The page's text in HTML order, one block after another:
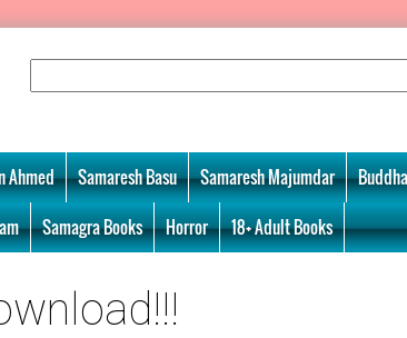
Ahmed Samaresh Basu Samaresh Majumdar
Samagra Books Horror 18+ Adult Books